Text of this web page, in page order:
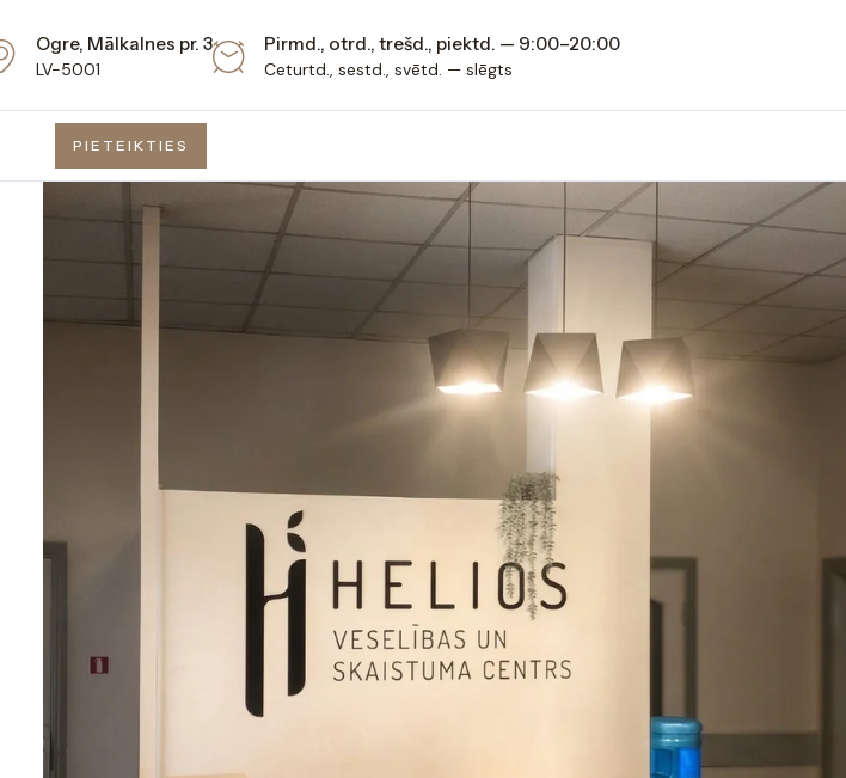
Ogre, Mālkalnes pr. 3
LV-5001
Pirmd., otrd., trešd., piektd. — 9:00–20:00
Ceturtd., sestd., svētd. — slēgts
PIETEIKTIES